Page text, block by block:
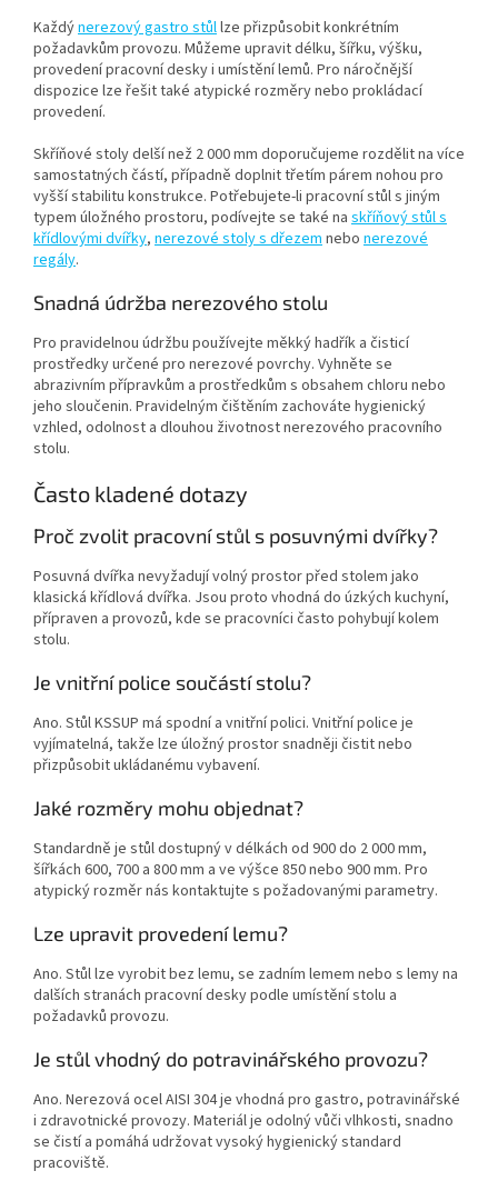
Každýnerezový gastro stůllze přizpůsobit konkrétním
požadavkům provozu. Můžeme upravit délku, šířku, výšku,
provedení pracovní desky i umístění lemů. Pro náročnější
dispozice lze řešit také atypické rozměry nebo prokládací
provedení.
Skříňové stoly delší než 2 000 mm doporučujeme rozdělit na více
samostatných částí, případně doplnit třetím párem nohou pro
vyšší stabilitu konstrukce. Potřebujete-li pracovní stůl s jiným
typem úložného prostoru, podívejte se také na skříňový stůl s
křídlovými dvířky, nerezové stoly s dřezem nebo nerezové
regály.
Snadná údržba nerezového stolu
Pro pravidelnou údržbu používejte měkký hadřík a čisticí
prostředky určené pro nerezové povrchy. Vyhněte se
abrazivním přípravkům a prostředkům s obsahem chloru nebo
jeho sloučenin. Pravidelným čištěním zachováte hygienický
vzhled, odolnost a dlouhou životnost nerezového pracovního
stolu.
Často kladené dotazy
Proč zvolit pracovní stůl s posuvnými dvířky?
Posuvná dvířka nevyžadují volný prostor před stolem jako
klasická křídlová dvířka. Jsou proto vhodná do úzkých kuchyní,
přípraven a provozů, kde se pracovníci často pohybují kolem
stolu.
Je vnitřní police součástí stolu?
Ano. Stůl KSSUP má spodní a vnitřní polici. Vnitřní police je
vyjímatelná, takže lze úložný prostor snadněji čistit nebo
přizpůsobit ukládanému vybavení.
Jaké rozměry mohu objednat?
Standardně je stůl dostupný v délkách od 900 do 2 000 mm,
šířkách 600, 700 a 800 mm a ve výšce 850 nebo 900 mm. Pro
atypický rozměr nás kontaktujte s požadovanými parametry.
Lze upravit provedení lemu?
Ano. Stůl lze vyrobit bez lemu, se zadním lemem nebo s lemy na
dalších stranách pracovní desky podle umístění stolu a
požadavků provozu.
Je stůl vhodný do potravinářského provozu?
Ano. Nerezová ocel AISI 304 je vhodná pro gastro, potravinářské
i zdravotnické provozy. Materiál je odolný vůči vlhkosti, snadno
se čistí a pomáhá udržovat vysoký hygienický standard
pracoviště.